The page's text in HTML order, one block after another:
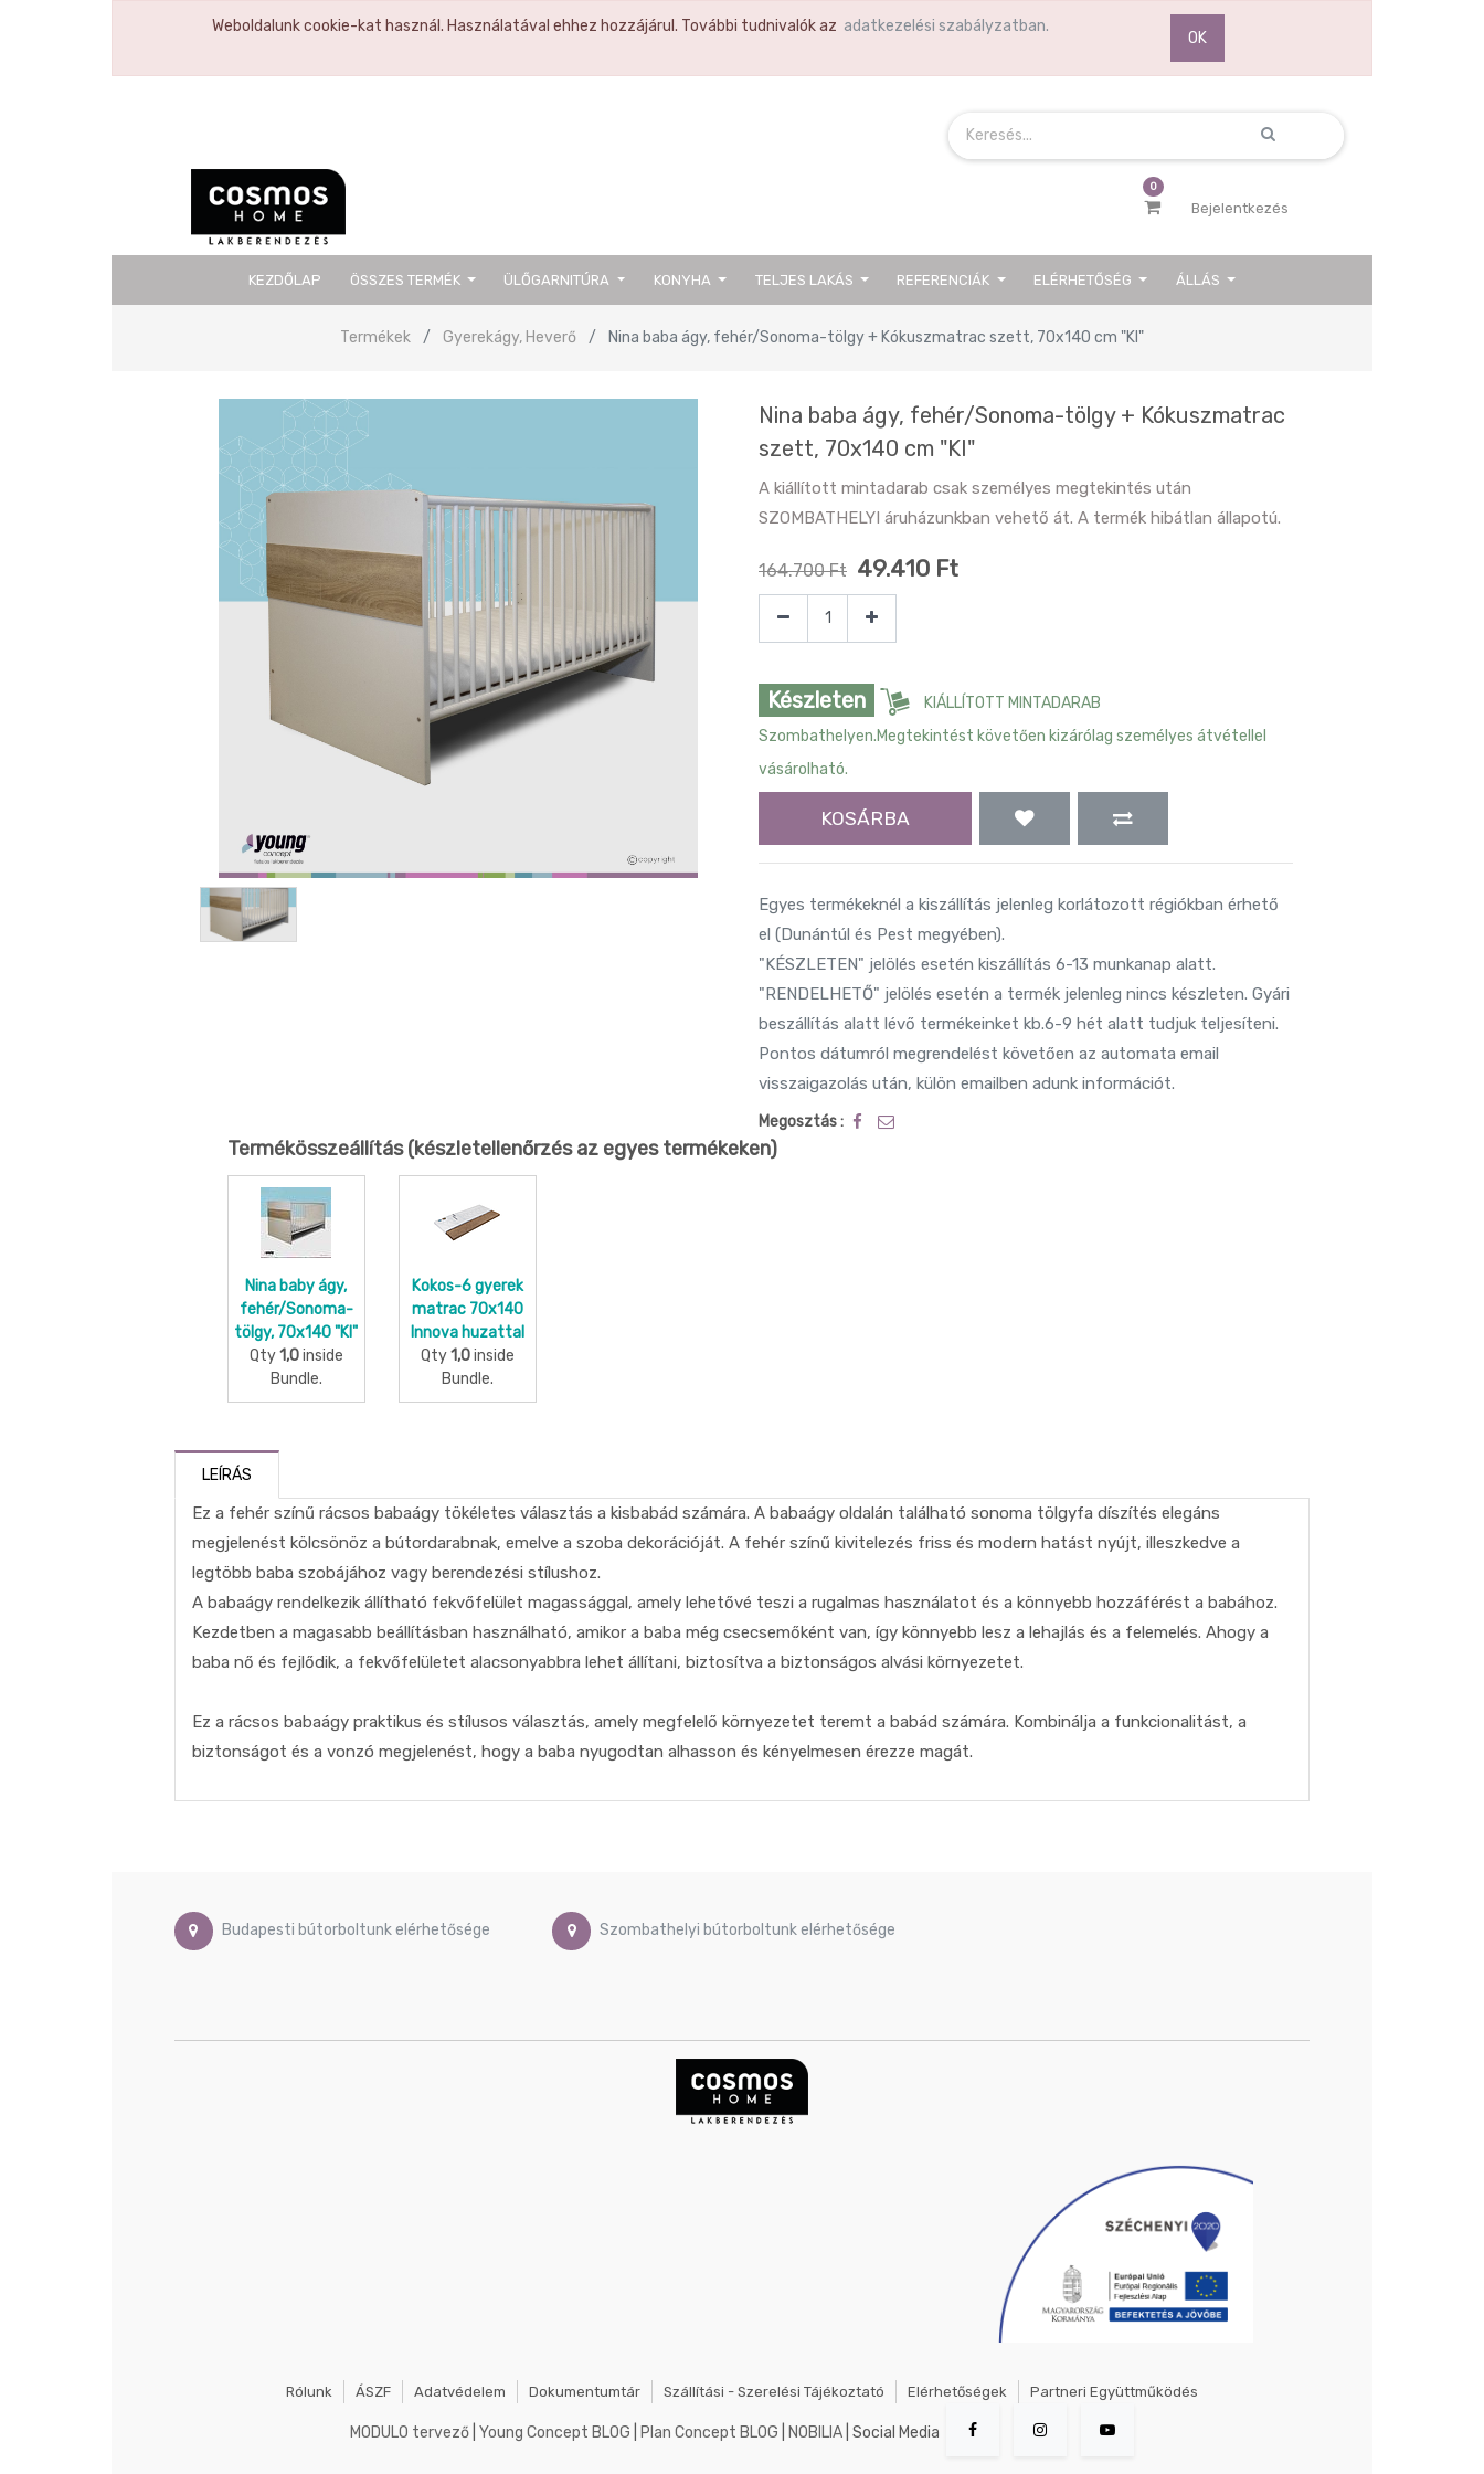
Weboldalunk cookie-kat használ. Használatával ehhez hozzájárul. További tudnivalók az adatkezelési szabályzatban.
OK
0
Bejelentkezés
KEZDŐLAP ÖSSZES TERMÉK ÜLŐGARNITÚRA KONYHA TELJES LAKÁS REFERENCIÁK ELÉRHETŐSÉG ÁLLÁS
Termékek Gyerekágy, Heverő Nina baba ágy, fehér/Sonoma-tölgy + Kókuszmatrac szett, 70x140 cm "KI"
Nina baba ágy, fehér/Sonoma-tölgy + Kókuszmatrac
szett, 70x140 cm "KI"
A kiállított mintadarab csak személyes megtekintés után
SZOMBATHELYI áruházunkban vehető át. A termék hibátlan állapotú.
164.700Ft 49.410 Ft
Készleten
KIÁLLÍTOTT MINTADARAB
Szombathelyen.Megtekintést követően kizárólag személyes átvétellel
vásárolható.
KOSÁRBA
Egyes termékeknél a kiszállítás jelenleg korlátozott régiókban érhető
el (Dunántúl és Pest megyében).
"KÉSZLETEN" jelölés esetén kiszállítás 6-13 munkanap alatt.
"RENDELHETŐ" jelölés esetén a termék jelenleg nincs készleten. Gyári
beszállítás alatt lévő termékeinket kb.6-9 hét alatt tudjuk teljesíteni.
Pontos dátumról megrendelést követően az automata email
visszaigazolás után, külön emailben adunk információt.
Megosztás :
Termékösszeállítás (készletellenőrzés az egyes termékeken)
Nina baby ágy,
fehér/Sonoma-
tölgy, 70x140 "KI"
Qty1,0inside
Bundle.
Kokos-6 gyerek
matrac 70x140
Innova huzattal
Qty1,0inside
Bundle.
LEÍRÁS
Ez a fehér színű rácsos babaágy tökéletes választás a kisbabád számára. A babaágy oldalán található sonoma tölgyfa díszítés elegáns
megjelenést kölcsönöz a bútordarabnak, emelve a szoba dekorációját. A fehér színű kivitelezés friss és modern hatást nyújt, illeszkedve a
legtöbb baba szobájához vagy berendezési stílushoz.
A babaágy rendelkezik állítható fekvőfelület magassággal, amely lehetővé teszi a rugalmas használatot és a könnyebb hozzáférést a babához.
Kezdetben a magasabb beállításban használható, amikor a baba még csecsemőként van, így könnyebb lesz a lehajlás és a felemelés. Ahogy a
baba nő és fejlődik, a fekvőfelületet alacsonyabbra lehet állítani, biztosítva a biztonságos alvási környezetet.
Ez a rácsos babaágy praktikus és stílusos választás, amely megfelelő környezetet teremt a babád számára. Kombinálja a funkcionalitást, a
biztonságot és a vonzó megjelenést, hogy a baba nyugodtan alhasson és kényelmesen érezze magát.
Budapesti bútorboltunk elérhetősége Szombathelyi bútorboltunk elérhetősége
Rólunk ÁSZF Adatvédelem Dokumentumtár Szállítási - Szerelési Tájékoztató Elérhetőségek Partneri Együttműködés
MODULO tervező |Young Concept BLOG Plan Concept BLOG NOBILIA | Social Media